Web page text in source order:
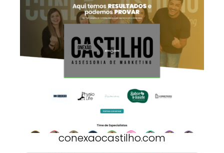
conexaocastilho.com